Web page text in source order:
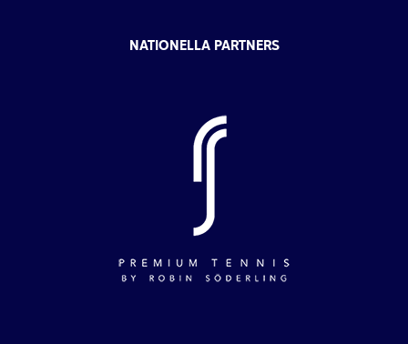
NATIONELLA PARTNERS